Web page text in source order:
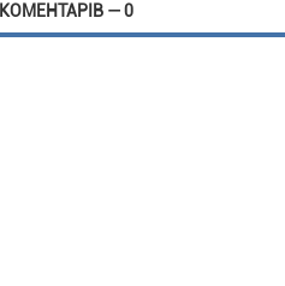
КОМЕНТАРІВ — 0